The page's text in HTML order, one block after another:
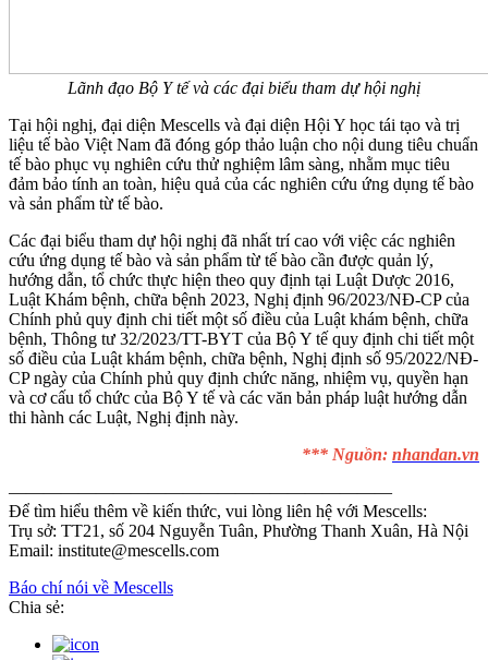
Lãnh đạo Bộ Y tế và các đại biểu tham dự hội nghị
Tại hội nghị, đại diện Mescells và đại diện Hội Y học tái tạo và trị
liệu tế bào Việt Nam đã đóng góp thảo luận cho nội dung tiêu chuẩn
tế bào phục vụ nghiên cứu thử nghiệm lâm sàng, nhằm mục tiêu
đảm bảo tính an toàn, hiệu quả của các nghiên cứu ứng dụng tế bào
và sản phẩm từ tế bào.
Các đại biểu tham dự hội nghị đã nhất trí cao với việc các nghiên
cứu ứng dụng tế bào và sản phẩm từ tế bào cần được quản lý,
hướng dẫn, tổ chức thực hiện theo quy định tại Luật Dược 2016,
Luật Khám bệnh, chữa bệnh 2023, Nghị định 96/2023/NĐ-CP của
Chính phủ quy định chi tiết một số điều của Luật khám bệnh, chữa
bệnh, Thông tư 32/2023/TT-BYT của Bộ Y tế quy định chi tiết một
số điều của Luật khám bệnh, chữa bệnh, Nghị định số 95/2022/NĐ-
CP ngày của Chính phủ quy định chức năng, nhiệm vụ, quyền hạn
và cơ cấu tổ chức của Bộ Y tế và các văn bản pháp luật hướng dẫn
thi hành các Luật, Nghị định này.
*** Nguồn: nhandan.vn
——————————————————————
Để tìm hiểu thêm về kiến thức, vui lòng liên hệ với Mescells:
Trụ sở: TT21, số 204 Nguyễn Tuân, Phường Thanh Xuân, Hà Nội
Email: institute@mescells.com
Báo chí nói về Mescells
Chia sẻ: